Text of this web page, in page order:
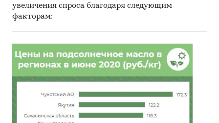
– *** руб./тонну (+***% к среднероссийской
цене) и в Республике Адыгея – *** руб./тонну (-
Конкурентное окружение:ООО «МАМРУКО»,
ООО «ЮГАГРОПРОДУКТ», ООО «НПК», ООО
«КПК», ООО «ЮЖНЫЙ ПОЛЮС».
этикетки, сайт, SEO-продвижение, контекстная
реклама, организация собственной сбытовой
увеличения спроса благодаря следующим
факторам: